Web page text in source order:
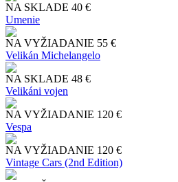
NA SKLADE 40 €
Umenie
NA VYŽIADANIE 55 €
Velikán Michelangelo
NA SKLADE 48 €
Velikáni vojen
NA VYŽIADANIE 120 €
Vespa
NA VYŽIADANIE 120 €
Vintage Cars (2nd Edition)